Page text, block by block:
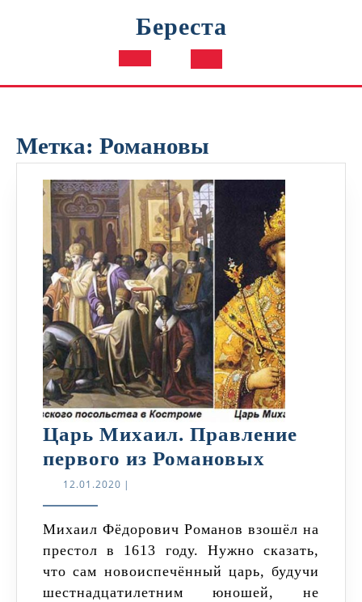
Береста
Кнопка
Метка: Романовы
Царь Михаил. Правление
первого из Романовых
первого
из
12.01.2020 12.01.2020
|
Михаил Фёдорович Романов взошёл на
престол в 1613 году. Нужно сказать,
что сам новоиспечённый царь, будучи
шестнадцатилетним юношей, не